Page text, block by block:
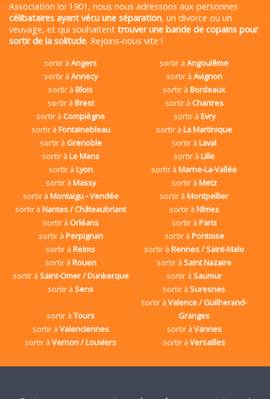
Association loi 1901, nous nous adressons aux personnes
célibataires ayant vécu une séparation, un divorce ou un
veuvage, et qui souhaitent trouver une bande de copains pour
sortir de la solitude. Rejoins-nous vite !
sortir àAngers sortir àAngoulême
sortir à Annecy sortir à Avignon
sortir àBlois sortir àBordeaux
sortir à Brest sortir à Chartres
sortir à Compiègne sortir à Evry
sortir à Fontainebleau sortir àLa Martinique
sortir à Grenoble sortir àLaval
sortir à Le Mans sortir àLille
sortir à Lyon sortir àMarne-La-Vallée
sortir à Massy sortir à Metz
sortir à Montaigu - Vendée sortir àMontpellier
sortir àNantes / Châteaubriant sortir à Nîmes
sortir à Orléans sortir à Paris
sortir à Perpignan sortir à Pontoise
sortir àReims sortir àRennes / Saint-Malo
sortir à Rouen sortir àSaint Nazaire
sortir à Saint-Omer / Dunkerque sortir àSaumur
sortir àSens sortir àSuresnes
sortir àTours
sortir àValence / Guilherand-
Granges
sortir à Valenciennes sortir à Vannes
sortir àVernon / Louviers sortir àVersailles